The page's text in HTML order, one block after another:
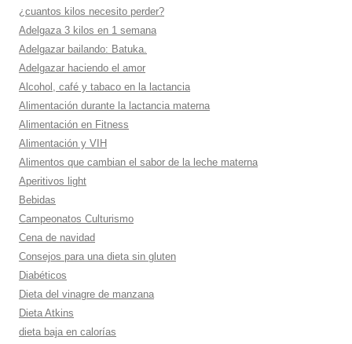
¿cuantos kilos necesito perder?
Adelgaza 3 kilos en 1 semana
Adelgazar bailando: Batuka.
Adelgazar haciendo el amor
Alcohol, café y tabaco en la lactancia
Alimentación durante la lactancia materna
Alimentación en Fitness
Alimentación y VIH
Alimentos que cambian el sabor de la leche materna
Aperitivos light
Bebidas
Campeonatos Culturismo
Cena de navidad
Consejos para una dieta sin gluten
Diabéticos
Dieta del vinagre de manzana
Dieta Atkins
dieta baja en calorí­as